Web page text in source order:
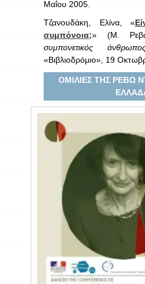
Μαΐου 2005.
Τζανουδάκη, Ελίνα, «
συμπόνοια;» (Μ.
συμπονετικός
«Βιβλιοδρόμιο», 19
ΟΜΙΛΙΕΣ ΤΗΣ ΡΕΒΩ